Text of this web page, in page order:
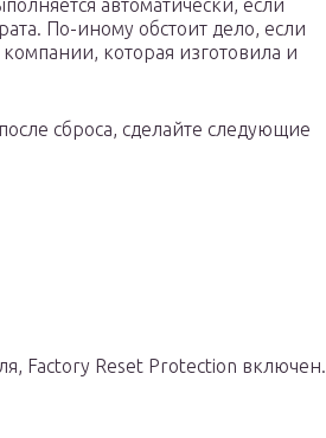
автоматически, если
По-иному обстоит дело, если
которая изготовила и
сброса, сделайте следующие
Factory Reset Protection включен.